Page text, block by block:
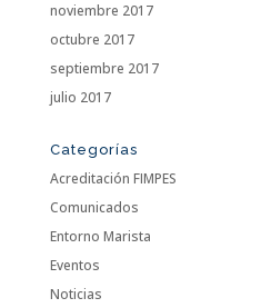
noviembre 2017
octubre 2017
septiembre 2017
julio 2017
Categorías
Acreditación FIMPES
Comunicados
Entorno Marista
Eventos
Noticias